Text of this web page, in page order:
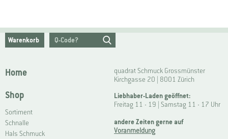
Warenkorb
Home
Shop
Sortiment
Schnalle
Hals Schmuck
quadrat Schmuck Grossmünster
Kirchgasse 20 | 8001 Zürich
Liebhaber-Laden geöffnet:
Freitag 11 - 19 | Samstag 11 - 17 Uhr
andere Zeiten gerne auf
Voranmeldung